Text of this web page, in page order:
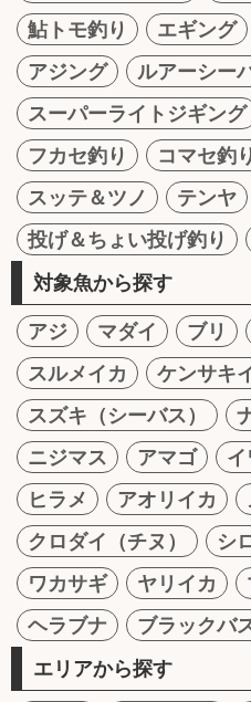
鮎トモ釣り
エギング
アジング
ルアーシー
スーパーライトジギング
フカセ釣り
コマセ釣
スッテ＆ツノ
テンヤ
投げ＆ちょい投げ釣り
対象魚から探す
アジ マダイ ブリ
スルメイカ
ケンサキ
スズキ（シーバス）
ニジマス
アマゴ
ヒラメ
アオリイカ
クロダイ（チヌ）
シ
ワカサギ
ヤリイカ
ヘラブナ
ブラックバ
エリアから探す